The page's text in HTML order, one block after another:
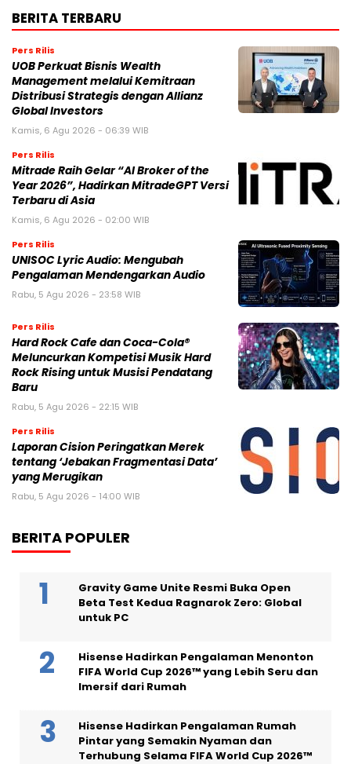
BERITA TERBARU
Pers Rilis
UOB Perkuat Bisnis Wealth
Management melalui Kemitraan
Distribusi Strategis dengan Allianz
Global Investors
Kamis, 6 Agu 2026 - 06:39 WIB
Pers Rilis
Mitrade Raih Gelar “AI Broker of the
Year 2026”, Hadirkan MitradeGPT Versi
Terbaru di Asia
Kamis, 6 Agu 2026 - 02:00 WIB
Pers Rilis
UNISOC Lyric Audio: Mengubah
Pengalaman Mendengarkan Audio
Rabu, 5 Agu 2026 - 23:58 WIB
Pers Rilis
Hard Rock Cafe dan Coca-Cola®
Meluncurkan Kompetisi Musik Hard
Rock Rising untuk Musisi Pendatang
Baru
Rabu, 5 Agu 2026 - 22:15 WIB
Pers Rilis
Laporan Cision Peringatkan Merek
tentang ‘Jebakan Fragmentasi Data’
yang Merugikan
Rabu, 5 Agu 2026 - 14:00 WIB
BERITA POPULER
Gravity Game Unite Resmi Buka Open
Beta Test Kedua Ragnarok Zero: Global
untuk PC
Hisense Hadirkan Pengalaman Menonton
FIFA World Cup 2026™ yang Lebih Seru dan
Imersif dari Rumah
Hisense Hadirkan Pengalaman Rumah
Pintar yang Semakin Nyaman dan
Terhubung Selama FIFA World Cup 2026™